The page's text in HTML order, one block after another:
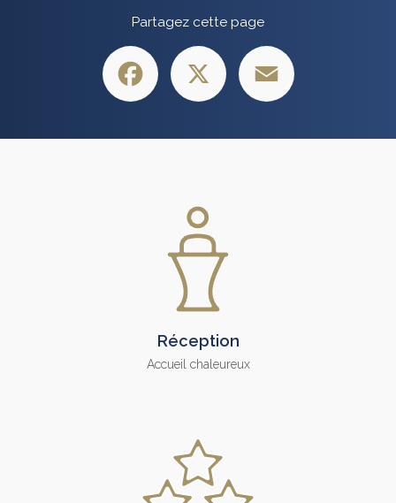
Partagez cette page
Facebook
Réception
Accueil chaleureux